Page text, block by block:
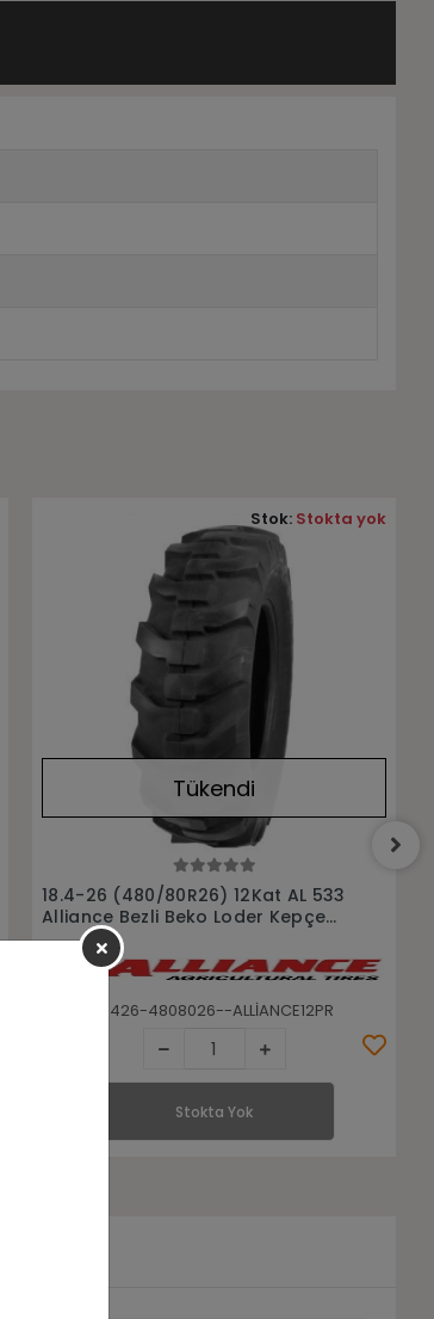
Stokta Yok
Tükendi
18.4-26 (480/80R26) 14Kat
Industrıal Galaxy Bezli Beko Loder
Kepçe Lastiği
18426-4808026-LGALAXY0012
Stok: Stokta yok
Stokta Yok